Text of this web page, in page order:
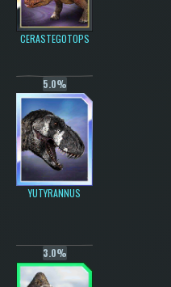
CERASTEGOTOPS
5.0%
YUTYRANNUS
3.0%